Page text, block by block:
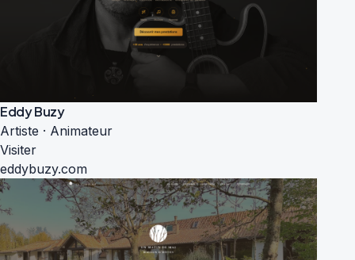
Eddy Buzy
Artiste · Animateur
Visiter
eddybuzy.com